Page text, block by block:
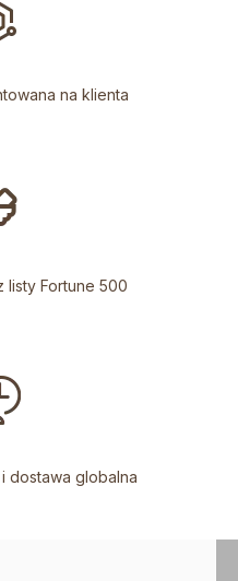
na klienta
listy Fortune 500
dostawa globalna